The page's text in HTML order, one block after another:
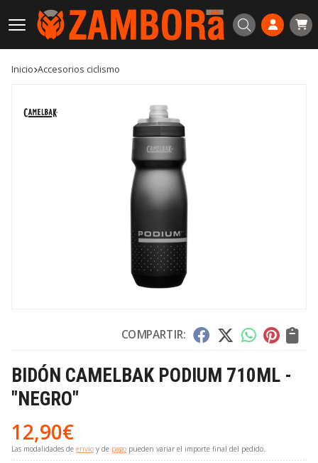
Buscar
Inicio accesorios ciclismo
COMPARTIR:
BIDÓN CAMELBAK PODIUM 710ML -
"NEGRO"
12,90€
Las modalidades de envío y de pago pueden variar el importe final del pedido.